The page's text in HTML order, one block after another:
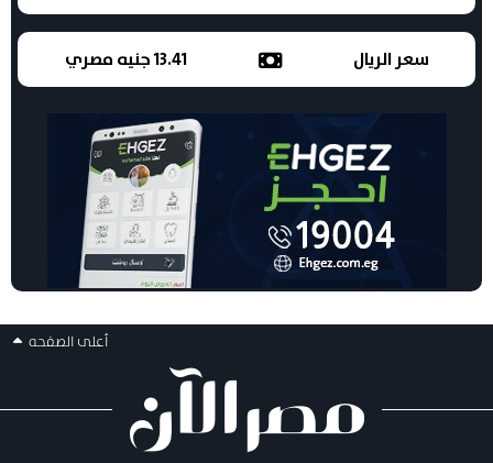
سعر الريال 13.41 جنيه مصري
أعلى الصفحه